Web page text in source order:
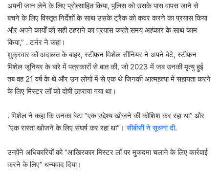
अपनी जान लेने के लिए प्रोत्साहित किया, पुलिस को उसके पास वापस जाने से
बचने के लिए विस्तृत निर्देशों के साथ उसके ट्रैक को कवर करने का प्रयास किया
और अपने कार्यों को सही ठहराने का प्रयास करते समय अहंकार के साथ काम
किया,” . टर्नर ने कहा।
शुक्रवार को अदालत के बाहर, स्टीफ़न मिशेल सीनियर ने अपने बेटे, स्टीफ़न
मिशेल जूनियर के बारे में पत्रकारों से बात की, जो 2023 में जब उनकी मृत्यु हुई
तब वह 21 वर्ष के थे और उन लोगों में से एक थे जिनकी आत्महत्या में सहायता करने
के लिए मिस्टर लॉ को दोषी ठहराया गया था।
. मिशेल ने कहा कि उनका बेटा “एक उद्देश्य खोजने की कोशिश कर रहा था” और
“एक रास्ता खोजने के लिए संघर्ष कर रहा था”।सीबीसी ने सूचना दी.
उन्होंने अधिकारियों को “आखिरकार मिस्टर लॉ पर मुकदमा चलाने के लिए कार्रवाई
करने के लिए” धन्यवाद दिया।